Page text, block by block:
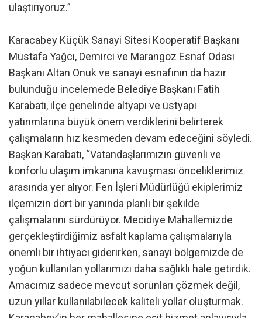
ulaştırıyoruz.”
Karacabey Küçük Sanayi Sitesi Kooperatif Başkanı
Mustafa Yağcı, Demirci ve Marangoz Esnaf Odası
Başkanı Altan Onuk ve sanayi esnafının da hazır
bulunduğu incelemede Belediye Başkanı Fatih
Karabatı, ilçe genelinde altyapı ve üstyapı
yatırımlarına büyük önem verdiklerini belirterek
çalışmaların hız kesmeden devam edeceğini söyledi.
Başkan Karabatı, “Vatandaşlarımızın güvenli ve
konforlu ulaşım imkanına kavuşması önceliklerimiz
arasında yer alıyor. Fen İşleri Müdürlüğü ekiplerimiz
ilçemizin dört bir yanında planlı bir şekilde
çalışmalarını sürdürüyor. Mecidiye Mahallemizde
gerçekleştirdiğimiz asfalt kaplama çalışmalarıyla
önemli bir ihtiyacı giderirken, sanayi bölgemizde de
yoğun kullanılan yollarımızı daha sağlıklı hale getirdik.
Amacımız sadece mevcut sorunları çözmek değil,
uzun yıllar kullanılabilecek kaliteli yollar oluşturmak.